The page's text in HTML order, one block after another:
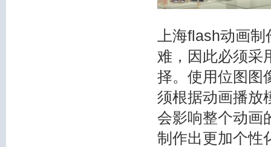
上海flash动画
难，因此必须采
择。使用位图图
须根据动画播放
会影响整个动画
制作出更加个性